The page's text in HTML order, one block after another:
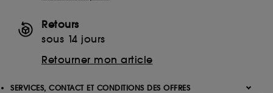
Retours
sous 14 jours
Retourner mon article
SERVICES, CONTACT ET CONDITIONS DES OFFRES